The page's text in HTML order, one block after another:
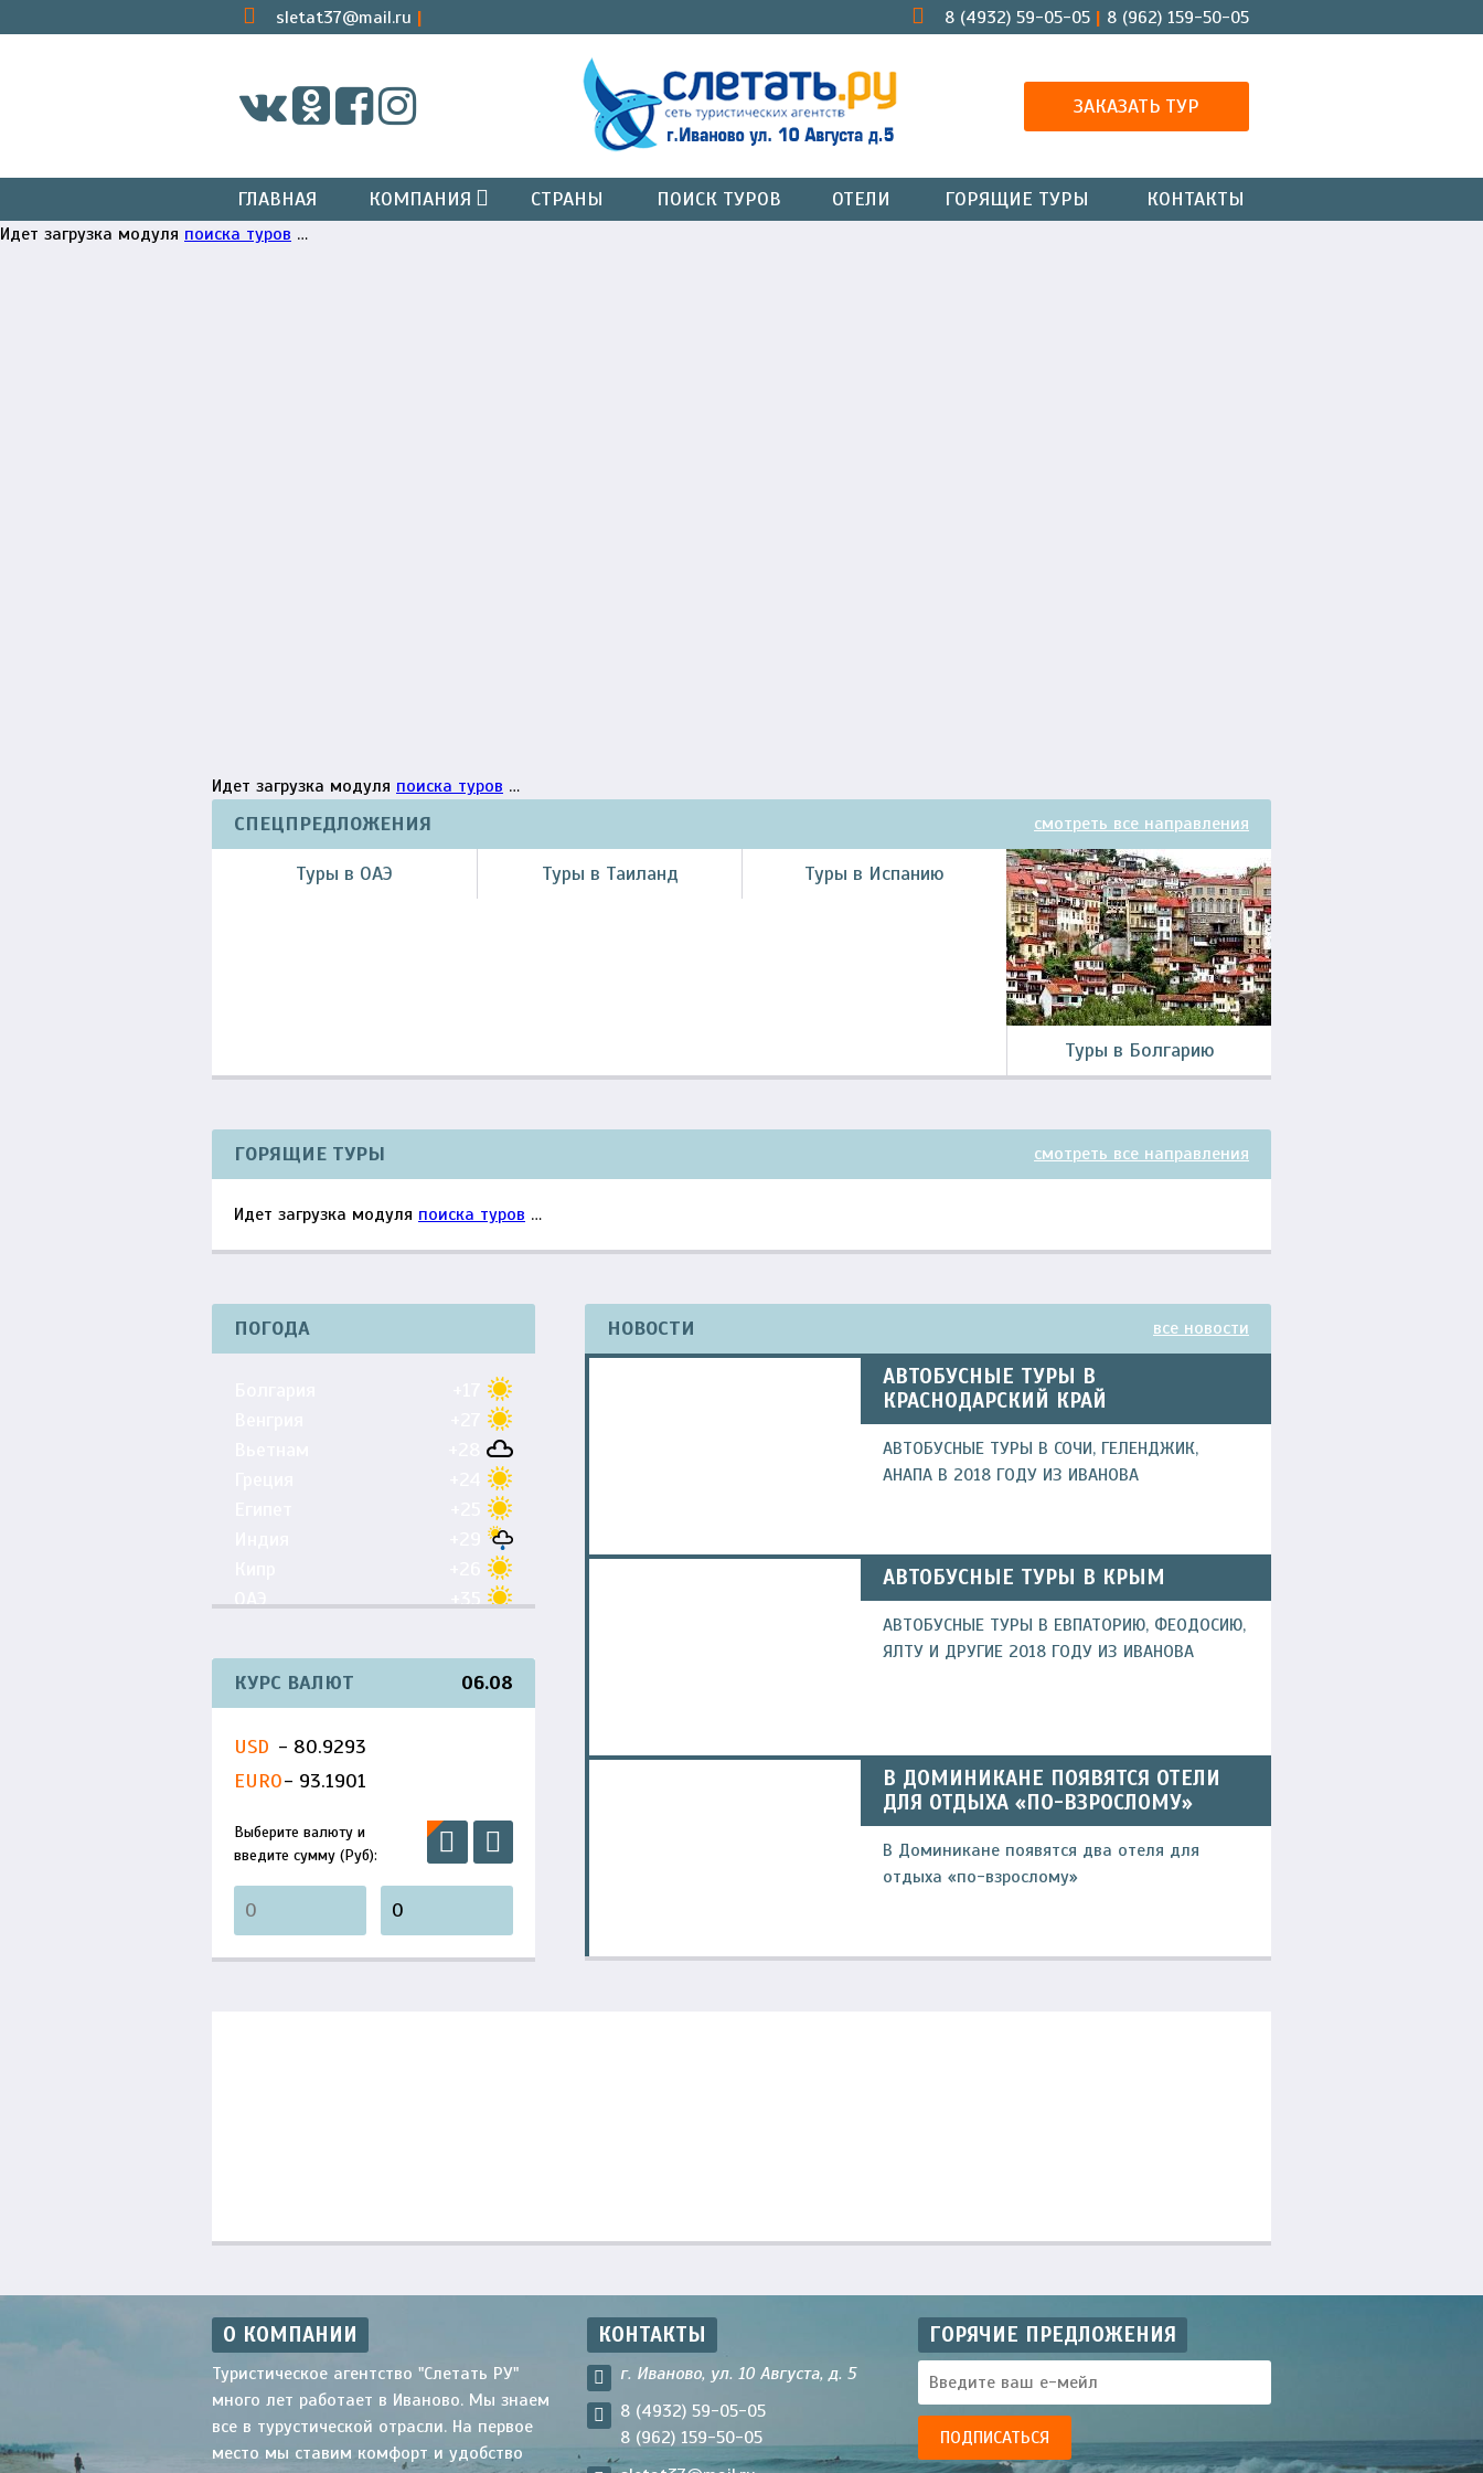
sletat37@mail.ru 8 (4932) 59-05-05 8 (962) 159-50-05
ЗАКАЗАТЬ ТУР
ГЛАВНАЯ КОМПАНИЯ СТРАНЫ ПОИСК ТУРОВ ОТЕЛИ ГОРЯЩИЕ ТУРЫ КОНТАКТЫ
Идет загрузка модуля поиска туров …
Идет загрузка модуля поиска туров …
СПЕЦПРЕДЛОЖЕНИЯ смотреть все направления
Туры в ОАЭ Туры в Таиланд Туры в Испанию
Туры в Болгарию
ГОРЯЩИЕ ТУРЫ смотреть все направления
Идет загрузка модуля поиска туров …
ПОГОДА
ОАЭ
+35
Таиланд
+30
Тунис
+26
Франция
Черногория
КУРС ВАЛЮТ 06.08
USD - 80.9293
EURO- 93.1901
Выберите валюту и
введите сумму (Руб):
НОВОСТИ все новости
АВТОБУСНЫЕ ТУРЫ В
КРАСНОДАРСКИЙ КРАЙ
АВТОБУСНЫЕ ТУРЫ В СОЧИ, ГЕЛЕНДЖИК,
АНАПА В 2018 ГОДУ ИЗ ИВАНОВА
АВТОБУСНЫЕ ТУРЫ В КРЫМ
АВТОБУСНЫЕ ТУРЫ В ЕВПАТОРИЮ, ФЕОДОСИЮ,
ЯЛТУ И ДРУГИЕ 2018 ГОДУ ИЗ ИВАНОВА
В ДОМИНИКАНЕ ПОЯВЯТСЯ ОТЕЛИ
ДЛЯ ОТДЫХА «ПО-ВЗРОСЛОМУ»
В Доминикане появятся два отеля для
отдыха «по-взрослому»
О КОМПАНИИ
Туристическое агентство "Слетать РУ"
много лет работает в Иваново. Мы знаем
все в турустической отрасли. На первое
место мы ставим комфорт и удобство
КОНТАКТЫ
г. Иваново, ул. 10 Августа, д. 5
8 (4932) 59-05-05
8 (962) 159-50-05
ГОРЯЧИЕ ПРЕДЛОЖЕНИЯ